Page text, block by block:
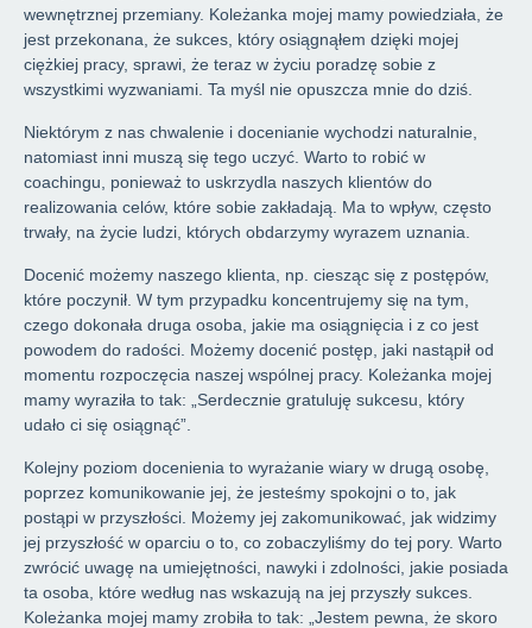
wewnętrznej przemiany. Koleżanka mojej mamy powiedziała, że
jest przekonana, że sukces, który osiągnąłem dzięki mojej
ciężkiej pracy, sprawi, że teraz w życiu poradzę sobie z
wszystkimi wyzwaniami. Ta myśl nie opuszcza mnie do dziś.
Niektórym z nas chwalenie i docenianie wychodzi naturalnie,
natomiast inni muszą się tego uczyć. Warto to robić w
coachingu, ponieważ to uskrzydla naszych klientów do
realizowania celów, które sobie zakładają. Ma to wpływ, często
trwały, na życie ludzi, których obdarzymy wyrazem uznania.
Docenić możemy naszego klienta, np. ciesząc się z postępów,
które poczynił. W tym przypadku koncentrujemy się na tym,
czego dokonała druga osoba, jakie ma osiągnięcia i z co jest
powodem do radości. Możemy docenić postęp, jaki nastąpił od
momentu rozpoczęcia naszej wspólnej pracy. Koleżanka mojej
mamy wyraziła to tak: „Serdecznie gratuluję sukcesu, który
udało ci się osiągnąć”.
Kolejny poziom docenienia to wyrażanie wiary w drugą osobę,
poprzez komunikowanie jej, że jesteśmy spokojni o to, jak
postąpi w przyszłości. Możemy jej zakomunikować, jak widzimy
jej przyszłość w oparciu o to, co zobaczyliśmy do tej pory. Warto
zwrócić uwagę na umiejętności, nawyki i zdolności, jakie posiada
ta osoba, które według nas wskazują na jej przyszły sukces.
Koleżanka mojej mamy zrobiła to tak: „Jestem pewna, że skoro